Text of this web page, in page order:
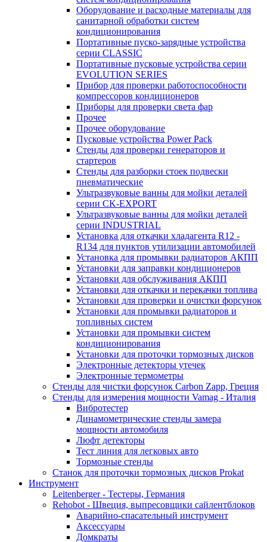
Оборудование и расходные материалы для
санитарной обработки систем
кондиционирования
Портативные пуско-зарядные устройства
серии CLASSIC
Портативные пусковые устройства серии
EVOLUTION SERIES
Прибор для проверки работоспособности
компрессоров кондиционеров
Приборы для проверки света фар
Прочее
Прочее оборудование
Пусковые устройства Power Pack
Стенды для проверки генераторов и
стартеров
Стенды для разборки стоек подвески
пневматические
Ультразвуковые ванны для мойки деталей
серии CK-EXPORT
Ультразвуковые ванны для мойки деталей
серии INDUSTRIAL
Установка для откачки хладагента R12 -
R134 для пунктов утилизации автомобилей
Установка для промывки радиаторов АКПП
Установки для заправки кондиционеров
Установки для обслуживания АКПП
Установки для откачки и перекачки топлива
Установки для проверки и очистки форсунок
Установки для промывки радиаторов и
топливных систем
Установки для промывки систем
кондиционирования
Установки для проточки тормозных дисков
Электронные детекторы утечек
Электронные термометры
Стенды для чистки форсунок Carbon Zapp, Греция
Стенды для измерения мощности Vamag - Италия
Вибротестер
Динамометрические стенды замера
мощности автомобиля
Люфт детекторы
Тест линия для легковых авто
Тормозные стенды
Станок для проточки тормозных дисков Prokat
Инструмент
Leitenberger - Тестеры, Германия
Rehobot - Швеция, выпресовщики сайлентблоков
Аварийно-спасательный инструмент
Аксессуары
Домкраты